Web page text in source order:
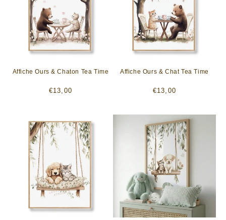
Affiche Ours & Chaton Tea Time
Prix
€13,00
Affiche Ours & Chat Tea Time
Prix
€13,00